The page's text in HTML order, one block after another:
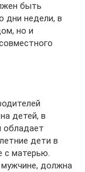
быть
дни недели, в
но и
детей, в
обладает
дети в
с матерью.
должна